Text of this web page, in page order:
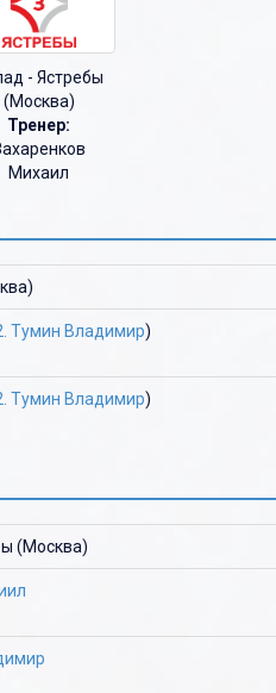
- Ястребы
(Москва)
Тренер:
Михаил
Тумин Владимир)
Тумин Владимир)
(Москва)